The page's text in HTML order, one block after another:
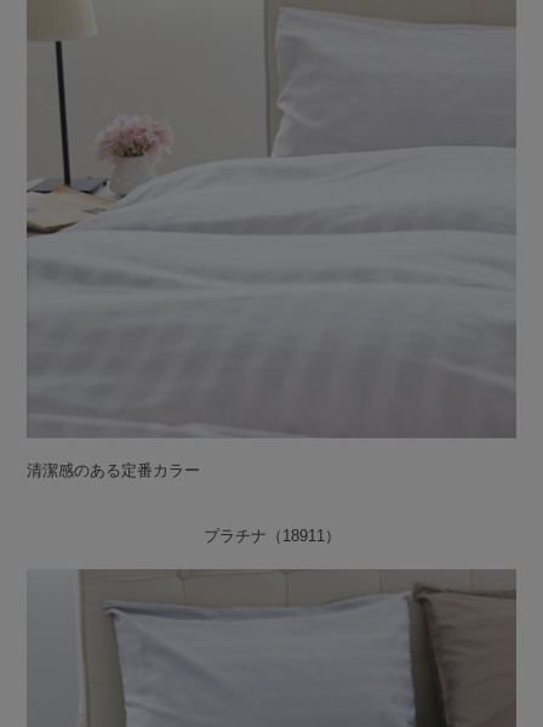
清潔感のある定番カラー
プラチナ（18911）